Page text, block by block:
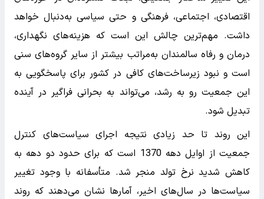
اقتصادی، اجتماعی، فرهنگی و حتی سیاسی به‌دنبال خواهد
داشت. مهم‌ترین چالش این است که هزینه‌های نگهداری،
درمان و رفاه سالمندان به‌مراتب بیشتر از سایر گروه‌های سنی
است و نبود زیرساخت‌های کافی در کشور برای پاسخگویی به
این جمعیت رو به رشد، می‌تواند به بحرانی فراگیر در آینده
تبدیل شود.
این روند تا حد زیادی نتیجه اجرای سیاست‌های کنترل
جمعیت از اوایل دهه 1370 است که برای حدود دو دهه به
کاهش شدید نرخ تولد منجر شد. متأسفانه با وجود تغییر
سیاست‌ها در سال‌های اخیر، آمارها نشان می‌دهند که روند